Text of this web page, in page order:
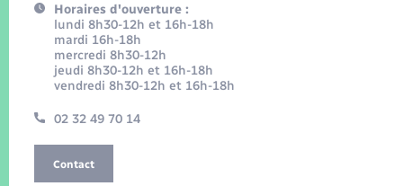
Horaires d'ouverture :
lundi 8h30-12h et 16h-18h
mardi 16h-18h
mercredi 8h30-12h
jeudi 8h30-12h et 16h-18h
vendredi 8h30-12h et 16h-18h
02 32 49 70 14
Contact